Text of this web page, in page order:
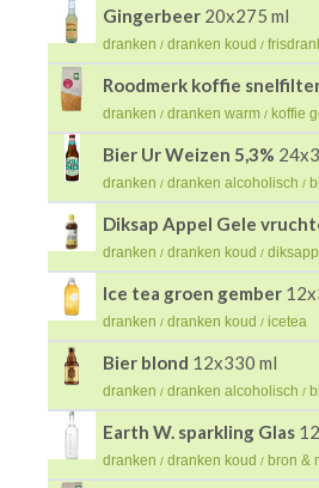
Gingerbeer 20x275 ml
dranken / dranken koud /
Roodmerk koffie
dranken / dranken warm / koffie
Bier Ur Weizen 5,3%
dranken / dranken alcoholisch /
Diksap Appel Gele
dranken / dranken koud /
Ice tea groen gember
dranken / dranken koud / icetea
Bier blond 12x330 ml
dranken / dranken alcoholisch /
Earth W. sparkling Glas
dranken / dranken koud / bron &